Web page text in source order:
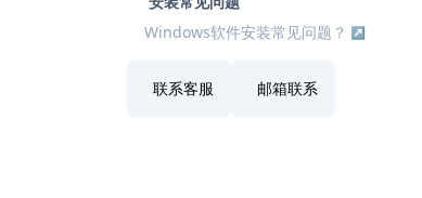
Windows软件安装常见问题？
联系客服 邮箱联系